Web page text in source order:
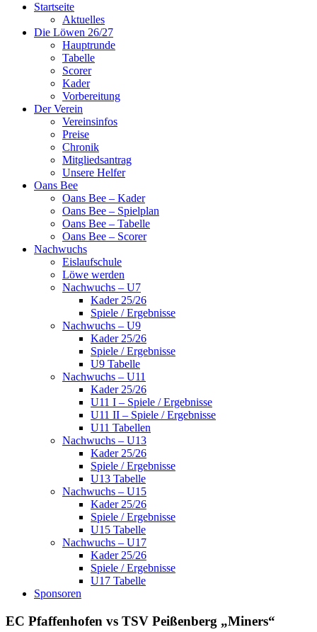
Startseite
Aktuelles
Die Löwen 26/27
Hauptrunde
Tabelle
Scorer
Kader
Vorbereitung
Der Verein
Vereinsinfos
Preise
Chronik
Mitgliedsantrag
Unsere Helfer
Oans Bee
Oans Bee – Kader
Oans Bee – Spielplan
Oans Bee – Tabelle
Oans Bee – Scorer
Nachwuchs
Eislaufschule
Löwe werden
Nachwuchs – U7
Kader 25/26
Spiele / Ergebnisse
Nachwuchs – U9
Kader 25/26
Spiele / Ergebnisse
U9 Tabelle
Nachwuchs – U11
Kader 25/26
U11 I – Spiele / Ergebnisse
U11 II – Spiele / Ergebnisse
U11 Tabellen
Nachwuchs – U13
Kader 25/26
Spiele / Ergebnisse
U13 Tabelle
Nachwuchs – U15
Kader 25/26
Spiele / Ergebnisse
U15 Tabelle
Nachwuchs – U17
Kader 25/26
Spiele / Ergebnisse
U17 Tabelle
Sponsoren
EC Pfaffenhofen vs TSV Peißenberg „Miners“